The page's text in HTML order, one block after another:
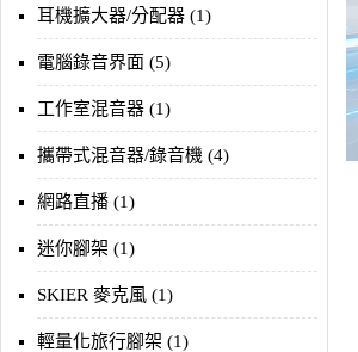
耳機擴大器/分配器 (1)
電腦錄音界面 (5)
工作室混音器 (1)
攜帶式混音器/錄音機 (4)
網路直播 (1)
迷你腳架 (1)
SKIER 麥克風 (1)
輕量化旅行腳架 (1)